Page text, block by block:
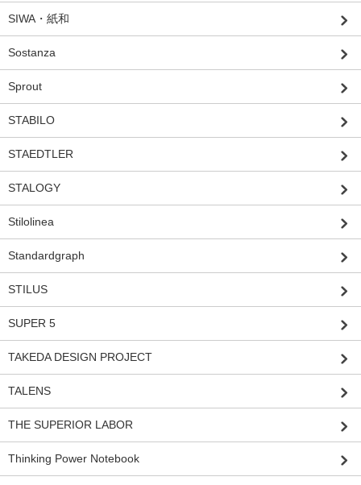
SIWA・紙和
Sostanza
Sprout
STABILO
STAEDTLER
STALOGY
Stilolinea
Standardgraph
STILUS
SUPER 5
TAKEDA DESIGN PROJECT
TALENS
THE SUPERIOR LABOR
Thinking Power Notebook